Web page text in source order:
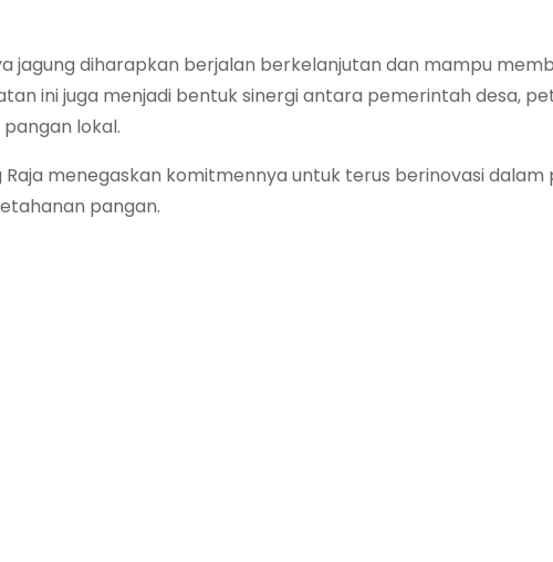
jagung diharapkan berjalan berkelanjutan dan mampu
ini juga menjadi bentuk sinergi antara pemerintah desa,
lokal.
Raja menegaskan komitmennya untuk terus berinovasi
pangan.